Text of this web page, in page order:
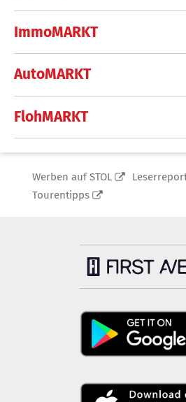
ImmoMARKT
AutoMARKT
FlohMARKT
Werben auf STOL
Tourentipps